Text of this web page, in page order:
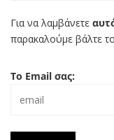
Για να λαμβάνετε
παρακαλούμε βάλτε
Το Email σας: